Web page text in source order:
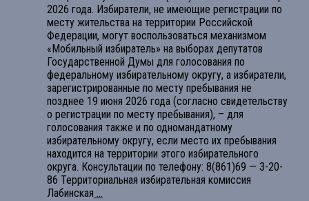
2026 года. Избиратели, не имеющие регистрации по
месту жительства на территории Российской
Федерации, могут воспользоваться механизмом
«Мобильный избиратель» на выборах депутатов
Государственной Думы для голосования по
федеральному избирательному округу, а избиратели,
зарегистрированные по месту пребывания не
позднее 19 июня 2026 года (согласно свидетельству
о регистрации по месту пребывания), – для
голосования также и по одномандатному
избирательному округу, если место их пребывания
находится на территории этого избирательного
округа. Консультации по телефону: 8(861)69 — 3-20-
86 Территориальная избирательная комиссия
Лабинская ...